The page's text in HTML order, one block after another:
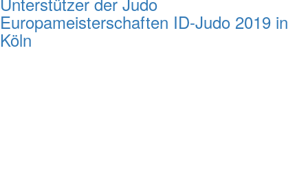
Europameisterschaften ID-Judo 2019 in
Köln